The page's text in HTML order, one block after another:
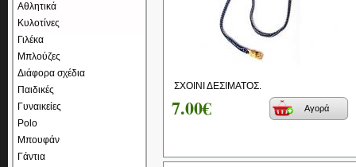
Αθλητικά
Κυλοτίνες
Γιλέκα
Μπλούζες
Διάφορα σχέδια
Παιδικές
Γυναικείες
Polo
Μπουφάν
Γάντια
ΣΧΟΙΝΙ ΔΕΣΙΜΑΤΟΣ.
7.00€ Αγορά